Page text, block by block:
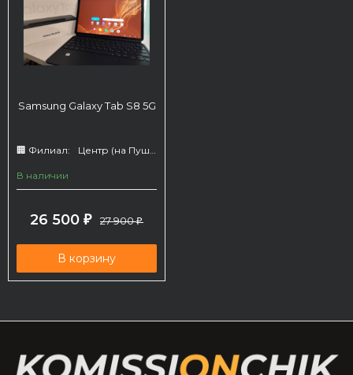
Samsung Galaxy Tab S8 5G
🏢 Филиал: Центр (на Пушкина 66)
В наличии
26 500 ₽ 27 900₽
В корзину